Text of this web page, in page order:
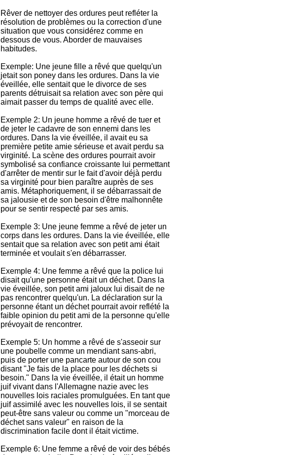
Rêver de nettoyer des ordures peut refléter la
résolution de problèmes ou la correction d'une
situation que vous considérez comme en
dessous de vous. Aborder de mauvaises
habitudes.
Exemple: Une jeune fille a rêvé que quelqu'un
jetait son poney dans les ordures. Dans la vie
éveillée, elle sentait que le divorce de ses
parents détruisait sa relation avec son père qui
aimait passer du temps de qualité avec elle.
Exemple 2: Un jeune homme a rêvé de tuer et
de jeter le cadavre de son ennemi dans les
ordures. Dans la vie éveillée, il avait eu sa
première petite amie sérieuse et avait perdu sa
virginité. La scène des ordures pourrait avoir
symbolisé sa confiance croissante lui permettant
d'arrêter de mentir sur le fait d'avoir déjà perdu
sa virginité pour bien paraître auprès de ses
amis. Métaphoriquement, il se débarrassait de
sa jalousie et de son besoin d'être malhonnête
pour se sentir respecté par ses amis.
Exemple 3: Une jeune femme a rêvé de jeter un
corps dans les ordures. Dans la vie éveillée, elle
sentait que sa relation avec son petit ami était
terminée et voulait s'en débarrasser.
Exemple 4: Une femme a rêvé que la police lui
disait qu'une personne était un déchet. Dans la
vie éveillée, son petit ami jaloux lui disait de ne
pas rencontrer quelqu'un. La déclaration sur la
personne étant un déchet pourrait avoir reflété la
faible opinion du petit ami de la personne qu'elle
prévoyait de rencontrer.
Exemple 5: Un homme a rêvé de s'asseoir sur
une poubelle comme un mendiant sans-abri,
puis de porter une pancarte autour de son cou
disant "Je fais de la place pour les déchets si
besoin." Dans la vie éveillée, il était un homme
juif vivant dans l'Allemagne nazie avec les
nouvelles lois raciales promulguées. En tant que
juif assimilé avec les nouvelles lois, il se sentait
peut-être sans valeur ou comme un "morceau de
déchet sans valeur" en raison de la
discrimination facile dont il était victime.
Exemple 6: Une femme a rêvé de voir des bébés